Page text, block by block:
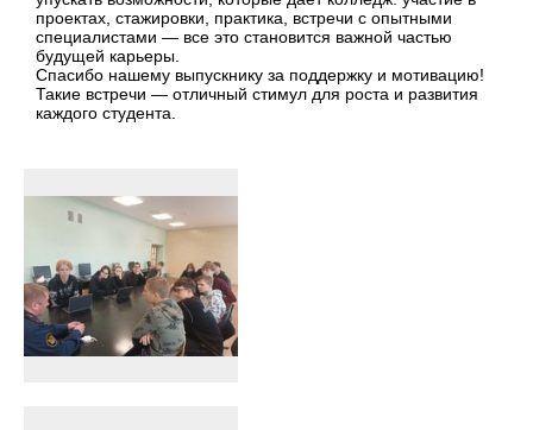
проектах, стажировки, практика, встречи с опытными
специалистами — все это становится важной частью
будущей карьеры.
Спасибо нашему выпускнику за поддержку и мотивацию!
Такие встречи — отличный стимул для роста и развития
каждого студента.